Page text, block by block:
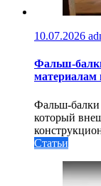
10.07.2026
Фальш-
материалам
Фальш-балки
который
Статьи